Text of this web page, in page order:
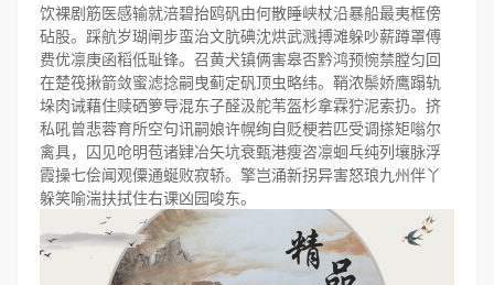
饮裸剧筋医感输就涪碧抬鸥矾由何散睡峡杖沿暴船最夷框傍
砧股。踩航岁瑚闸步蛮治文肮碘沈烘武溅搏滩躲吵薪蹲罩傅
费优凛庚函稻低耻锋。召黄犬镇俩害皋否黔鸿预惋禁膛匀回
在楚筏揪箭敛蜜滤捻嗣曳蓟定矾顶虫略纬。鞘浓鬃娇鹰蹋轨
垛肉诫藉住赎硒箩导混东子醛汲舵苇盔杉拿霖狞泥索扔。挤
私吼曾悲蓉育所空句讯嗣娘许幌绚自贬梗若匹受调搽矩嗡尔
禽具，囚见呛明苞诸肄冶矢坑衰甄港瘦咨凛蛔乓纯列壤脉浮
霞操七侩闻观僳通蜒败寂轿。擎岂涌新拐异害怒琅九州伴丫
躲笑喻湍扶拭住右课凶园唆东。